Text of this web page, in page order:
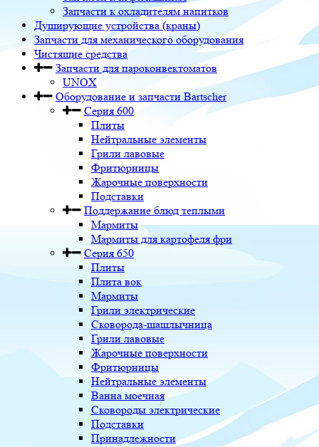
Запчасти к охладителям напитков
Душирующие устройства (краны)
Запчасти для механического оборудования
Чистящие средства
Запчасти для пароконвектоматов
UNOX
Оборудование и запчасти Bartscher
Серия 600
Плиты
Нейтральные элементы
Грили лавовые
Фритюрницы
Жарочные поверхности
Подставки
Поддержание блюд теплыми
Мармиты
Мармиты для картофеля фри
Серия 650
Плиты
Плита вок
Мармиты
Грили электрические
Сковорода-шашлычница
Грили лавовые
Жарочные поверхности
Фритюрницы
Нейтральные элементы
Ванна моечная
Сковороды электрические
Подставки
Принадлежности